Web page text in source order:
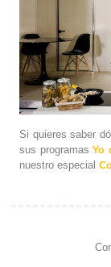
Si quieres saber
sus programasYo
nuestro especial